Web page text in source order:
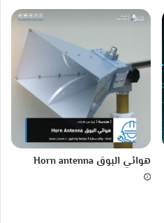
هوائي البوق Horn antenna